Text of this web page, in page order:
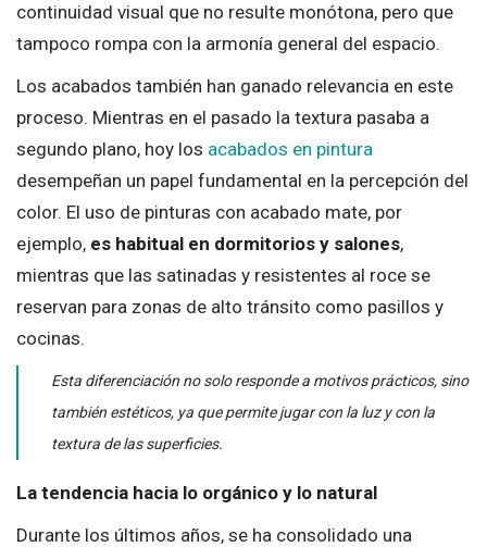
continuidad visual que no resulte monótona, pero que
tampoco rompa con la armonía general del espacio.
Los acabados también han ganado relevancia en este
proceso. Mientras en el pasado la textura pasaba a
segundo plano, hoy los acabados en pintura
desempeñan un papel fundamental en la percepción del
color. El uso de pinturas con acabado mate, por
ejemplo, es habitual en dormitorios y salones,
mientras que las satinadas y resistentes al roce se
reservan para zonas de alto tránsito como pasillos y
cocinas.
Esta diferenciación no solo responde a motivos prácticos, sino
también estéticos, ya que permite jugar con la luz y con la
textura de las superficies.
La tendencia hacia lo orgánico y lo natural
Durante los últimos años, se ha consolidado una